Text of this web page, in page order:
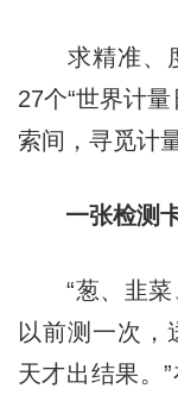
求精准、度
27个“世界计
索间，寻觅计
一张检测卡
“葱、韭菜
以前测一次，
天才出结果。